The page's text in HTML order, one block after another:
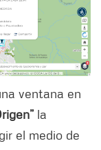
ventana en
la
el medio de